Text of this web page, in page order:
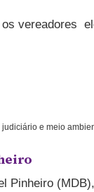
vereadores
judiciário e meio
Pinheiro